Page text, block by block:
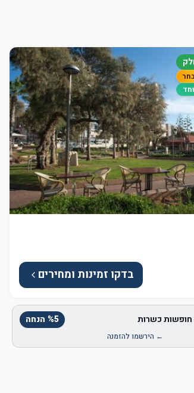
בדקו זמינות ומחירים
כשרות %5 הנחה
← הירשמו להזמנה